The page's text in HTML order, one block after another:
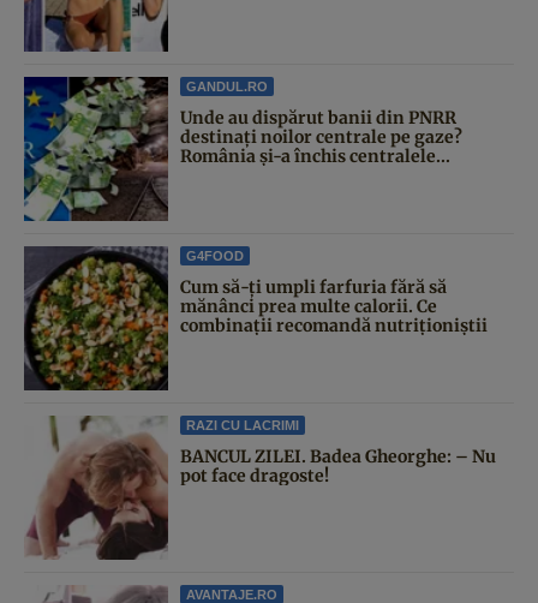
GANDUL.RO
Unde au dispărut banii din PNRR
destinați noilor centrale pe gaze?
România și-a închis centralele...
G4FOOD
Cum să-ți umpli farfuria fără să
mănânci prea multe calorii. Ce
combinații recomandă nutriționiștii
RAZI CU LACRIMI
BANCUL ZILEI. Badea Gheorghe: – Nu
pot face dragoste!
AVANTAJE.RO